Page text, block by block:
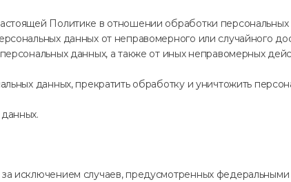
Политике в отношении обработки персональных
данных от неправомерного или случайного
данных, а также от иных неправомерных
данных, прекратить обработку и уничтожить
исключением случаев, предусмотренных